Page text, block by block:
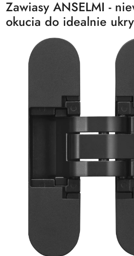
dni
przed
Zawiasy ANSELMI -
okucia do idealnie